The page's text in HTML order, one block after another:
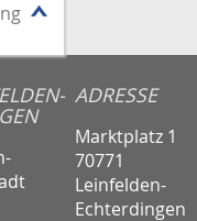
ADRESSE
Marktplatz 1
70771
Leinfelden-
Echterdingen